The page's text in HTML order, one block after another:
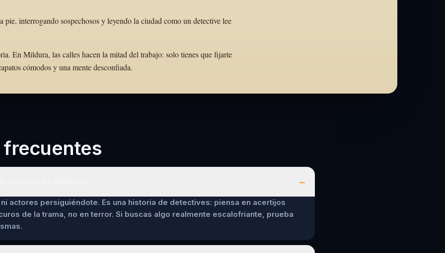
interrogando sospechosos y leyendo la ciudad como un detective lee
En Mildura, las calles hacen la mitad del trabajo: solo tienes que fijarte
cómodos y una mente desconfiada.
frecuentes
–
actores persiguiéndote. Es una historia de detectives: piensa en acertijos
de la trama, no en terror. Si buscas algo realmente escalofriante, prueba